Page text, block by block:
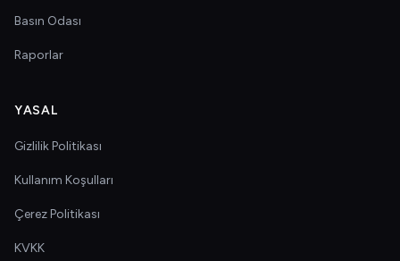
Basın Odası
Raporlar
YASAL
Gizlilik Politikası
Kullanım Koşulları
Çerez Politikası
KVKK